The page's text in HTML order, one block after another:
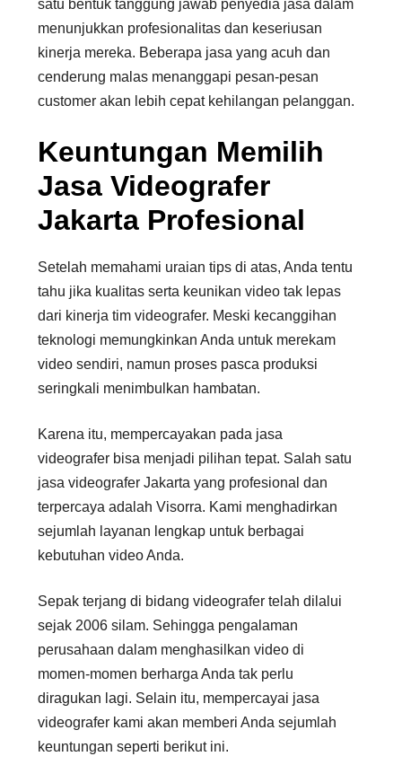
satu bentuk tanggung jawab penyedia jasa dalam
menunjukkan profesionalitas dan keseriusan
kinerja mereka. Beberapa jasa yang acuh dan
cenderung malas menanggapi pesan-pesan
customer akan lebih cepat kehilangan pelanggan.
Keuntungan Memilih
Jasa Videografer
Jakarta Profesional
Setelah memahami uraian tips di atas, Anda tentu
tahu jika kualitas serta keunikan video tak lepas
dari kinerja tim videografer. Meski kecanggihan
teknologi memungkinkan Anda untuk merekam
video sendiri, namun proses pasca produksi
seringkali menimbulkan hambatan.
Karena itu, mempercayakan pada jasa
videografer bisa menjadi pilihan tepat. Salah satu
jasa videografer Jakarta yang profesional dan
terpercaya adalah Visorra. Kami menghadirkan
sejumlah layanan lengkap untuk berbagai
kebutuhan video Anda.
Sepak terjang di bidang videografer telah dilalui
sejak 2006 silam. Sehingga pengalaman
perusahaan dalam menghasilkan video di
momen-momen berharga Anda tak perlu
diragukan lagi. Selain itu, mempercayai jasa
videografer kami akan memberi Anda sejumlah
keuntungan seperti berikut ini.